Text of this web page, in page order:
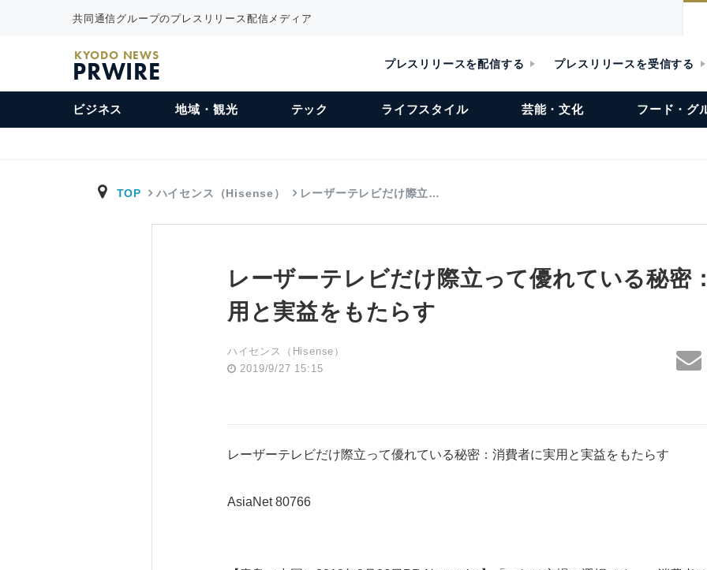
共同通信グループのプレスリリース配信メディア
KYODO NEWS
PRWIRE プレスリリースを配信する プレスリリースを受信する
ビジネス 地域・観光 テック ライフスタイル 芸能・文化 フード・グ
TOP ハイセンス（Hisense） レーザーテレビだけ際立…
レーザーテレビだけ際立って優れている秘密
用と実益をもたらす
ハイセンス（Hisense）
2019/9/27 15:15
レーザーテレビだけ際立って優れている秘密：消費者に実用と実益をもたらす
AsiaNet 80766